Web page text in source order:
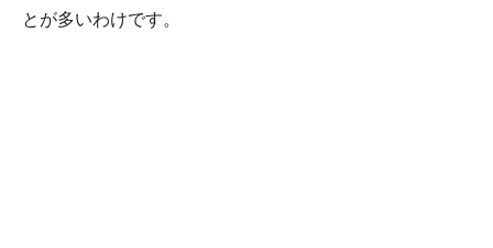
とが多いわけです。